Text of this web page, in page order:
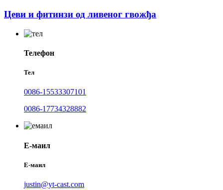
Цеви и фитинзи од ливеног гвожђа
Телефон
Тел
0086-15533307101
0086-17734328882
Е-маил
Е-маил
justin@yt-cast.com